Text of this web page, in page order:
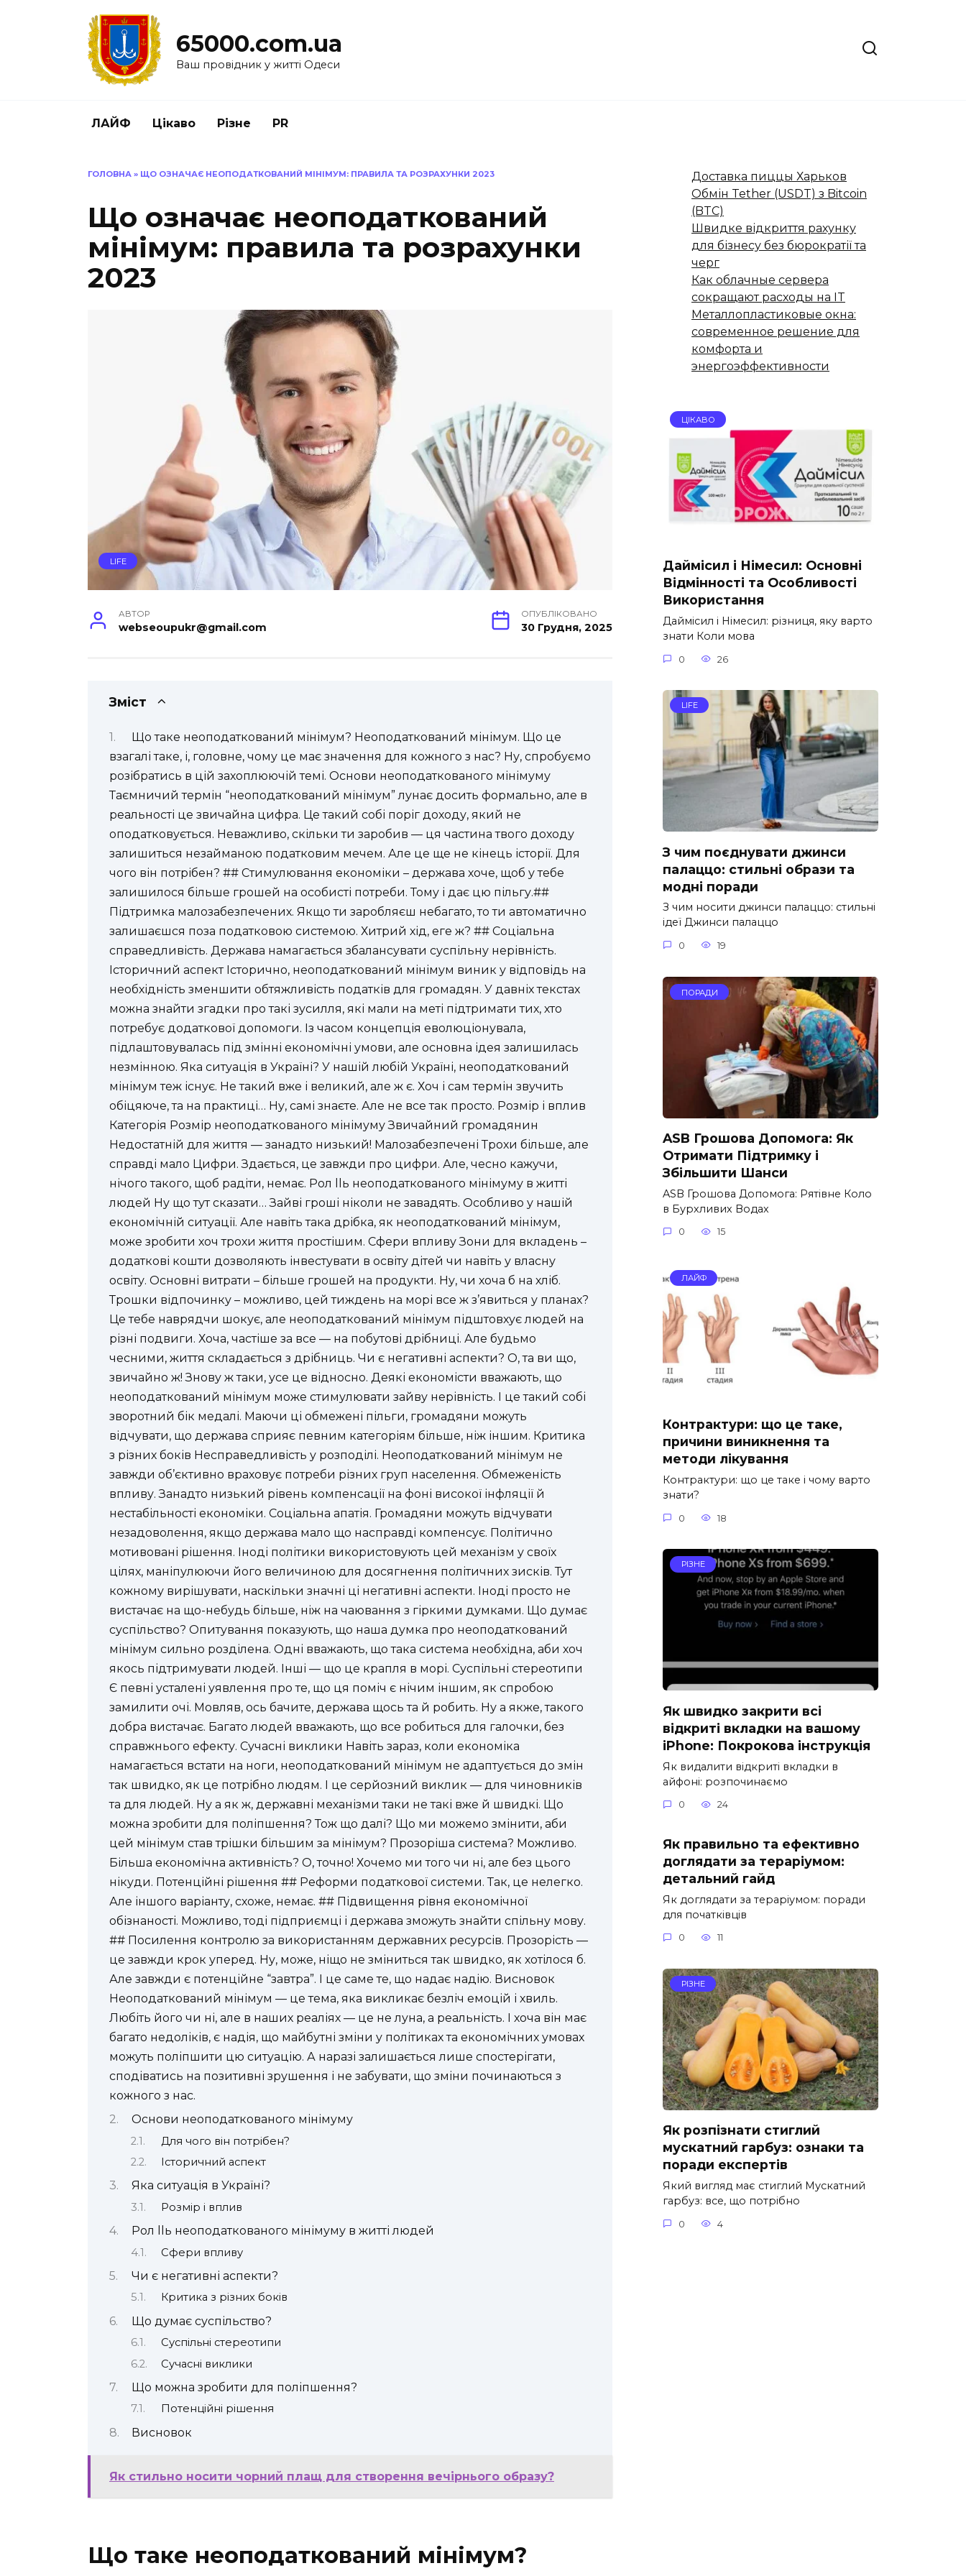
65000.com.ua
Ваш провідник у житті Одеси
ЛАЙФ Цікаво Різне PR
ГОЛОВНА » ЩО ОЗНАЧАЄ НЕОПОДАТКОВАНИЙ МІНІМУМ: ПРАВИЛА ТА РОЗРАХУНКИ 2023
Що означає неоподаткований
мінімум: правила та розрахунки
2023
LIFE
АВТОР
webseoupukr@gmail.com
ОПУБЛІКОВАНО
30 Грудня, 2025
Зміст
Що таке неоподаткований мінімум? Неоподаткований мінімум. Що це
взагалі таке, і, головне, чому це має значення для кожного з нас? Ну, спробуємо
розібратись в цій захоплюючій темі. Основи неоподаткованого мінімуму
Таємничий термін “неоподаткований мінімум” лунає досить формально, але в
реальності це звичайна цифра. Це такий собі поріг доходу, який не
оподатковується. Неважливо, скільки ти заробив — ця частина твого доходу
залишиться незайманою податковим мечем. Але це ще не кінець історії. Для
чого він потрібен? ## Стимулювання економіки – держава хоче, щоб у тебе
залишилося більше грошей на особисті потреби. Тому і дає цю пільгу.##
Підтримка малозабезпечених. Якщо ти заробляєш небагато, то ти автоматично
залишаєшся поза податковою системою. Хитрий хід, еге ж? ## Соціальна
справедливість. Держава намагається збалансувати суспільну нерівність.
Історичний аспект Історично, неоподаткований мінімум виник у відповідь на
необхідність зменшити обтяжливість податків для громадян. У давніх текстах
можна знайти згадки про такі зусилля, які мали на меті підтримати тих, хто
потребує додаткової допомоги. Із часом концепція еволюціонувала,
підлаштовувалась під змінні економічні умови, але основна ідея залишилась
незмінною. Яка ситуація в Україні? У нашій любій Україні, неоподаткований
мінімум теж існує. Не такий вже і великий, але ж є. Хоч і сам термін звучить
обіцяюче, та на практиці… Ну, самі знаєте. Але не все так просто. Розмір і вплив
Категорія Розмір неоподаткованого мінімуму Звичайний громадянин
Недостатній для життя — занадто низький! Малозабезпечені Трохи більше, але
справді мало Цифри. Здається, це завжди про цифри. Але, чесно кажучи,
нічого такого, щоб радіти, немає. Рол llь неоподаткованого мінімуму в житті
людей Ну що тут сказати… Зайві гроші ніколи не завадять. Особливо у нашій
економічній ситуації. Але навіть така дрібка, як неоподаткований мінімум,
може зробити хоч трохи життя простішим. Сфери впливу Зони для вкладень –
додаткові кошти дозволяють інвестувати в освіту дітей чи навіть у власну
освіту. Основні витрати – більше грошей на продукти. Ну, чи хоча б на хліб.
Трошки відпочинку – можливо, цей тиждень на морі все ж з’явиться у планах?
Це тебе наврядчи шокує, але неоподаткований мінімум підштовхує людей на
різні подвиги. Хоча, частіше за все — на побутові дрібниці. Але будьмо
чесними, життя складається з дрібниць. Чи є негативні аспекти? О, та ви що,
звичайно ж! Знову ж таки, усе це відносно. Деякі економісти вважають, що
неоподаткований мінімум може стимулювати зайву нерівність. І це такий собі
зворотний бік медалі. Маючи ці обмежені пільги, громадяни можуть
відчувати, що держава сприяє певним категоріям більше, ніж іншим. Критика
з різних боків Несправедливість у розподілі. Неоподаткований мінімум не
завжди об’єктивно враховує потреби різних груп населення. Обмеженість
впливу. Занадто низький рівень компенсації на фоні високої інфляції й
нестабільності економіки. Соціальна апатія. Громадяни можуть відчувати
незадоволення, якщо держава мало що насправді компенсує. Політично
мотивовані рішення. Іноді політики використовують цей механізм у своїх
цілях, маніпулюючи його величиною для досягнення політичних зисків. Тут
кожному вирішувати, наскільки значні ці негативні аспекти. Іноді просто не
вистачає на що-небудь більше, ніж на чаювання з гіркими думками. Що думає
суспільство? Опитування показують, що наша думка про неоподаткований
мінімум сильно розділена. Одні вважають, що така система необхідна, аби хоч
якось підтримувати людей. Інші — що це крапля в морі. Суспільні стереотипи
Є певні усталені уявлення про те, що ця поміч є нічим іншим, як спробою
замилити очі. Мовляв, ось бачите, держава щось та й робить. Ну а якже, такого
добра вистачає. Багато людей вважають, що все робиться для галочки, без
справжнього ефекту. Сучасні виклики Навіть зараз, коли економіка
намагається встати на ноги, неоподаткований мінімум не адаптується до змін
так швидко, як це потрібно людям. І це серйозний виклик — для чиновників
та для людей. Ну а як ж, державні механізми таки не такі вже й швидкі. Що
можна зробити для поліпшення? Тож що далі? Що ми можемо змінити, аби
цей мінімум став трішки більшим за мінімум? Прозоріша система? Можливо.
Більша економічна активність? О, точно! Хочемо ми того чи ні, але без цього
нікуди. Потенційні рішення ## Реформи податкової системи. Так, це нелегко.
Але іншого варіанту, схоже, немає. ## Підвищення рівня економічної
обізнаності. Можливо, тоді підприємці і держава зможуть знайти спільну мову.
## Посилення контролю за використанням державних ресурсів. Прозорість —
це завжди крок уперед. Ну, може, ніщо не зміниться так швидко, як хотілося б.
Але завжди є потенційне “завтра”. І це саме те, що надає надію. Висновок
Неоподаткований мінімум — це тема, яка викликає безліч емоцій і хвиль.
Любіть його чи ні, але в наших реаліях — це не луна, а реальність. І хоча він має
багато недоліків, є надія, що майбутні зміни у політиках та економічних умовах
можуть поліпшити цю ситуацію. А наразі залишається лише спостерігати,
сподіватись на позитивні зрушення і не забувати, що зміни починаються з
кожного з нас.
Основи неоподаткованого мінімуму
Для чого він потрібен?
Історичний аспект
Яка ситуація в Україні?
Розмір і вплив
Рол llь неоподаткованого мінімуму в житті людей
Сфери впливу
Чи є негативні аспекти?
Критика з різних боків
Що думає суспільство?
Суспільні стереотипи
Сучасні виклики
Що можна зробити для поліпшення?
Потенційні рішення
Висновок
Як стильно носити чорний плащ для створення вечірнього образу?
Що таке неоподаткований мінімум?
Доставка пиццы Харьков
Обмін Tether (USDT) з Bitcoin
(BTC)
Швидке відкриття рахунку
для бізнесу без бюрократії та
черг
Как облачные сервера
сокращают расходы на IT
Металлопластиковые окна:
современное решение для
комфорта и
энергоэффективности
ЦІКАВО
Даймісил і Німесил: Основні
Відмінності та Особливості
Використання
Даймісил і Німесил: різниця, яку варто
знати Коли мова
0 26
LIFE
З чим поєднувати джинси
палаццо: стильні образи та
модні поради
З чим носити джинси палаццо: стильні
ідеї Джинси палаццо
0 19
ПОРАДИ
ASB Грошова Допомога: Як
Отримати Підтримку і
Збільшити Шанси
ASB Грошова Допомога: Рятівне Коло
в Бурхливих Водах
0 15
ЛАЙФ
Контрактури: що це таке,
причини виникнення та
методи лікування
Контрактури: що це таке і чому варто
знати?
0 18
РІЗНЕ
Як швидко закрити всі
відкриті вкладки на вашому
iPhone: Покрокова інструкція
Як видалити відкриті вкладки в
айфоні: розпочинаємо
0 24
Як правильно та ефективно
доглядати за тераріумом:
детальний гайд
Як доглядати за тераріумом: поради
для початківців
0 11
РІЗНЕ
Як розпізнати стиглий
мускатний гарбуз: ознаки та
поради експертів
Який вигляд має стиглий Мускатний
гарбуз: все, що потрібно
0 4